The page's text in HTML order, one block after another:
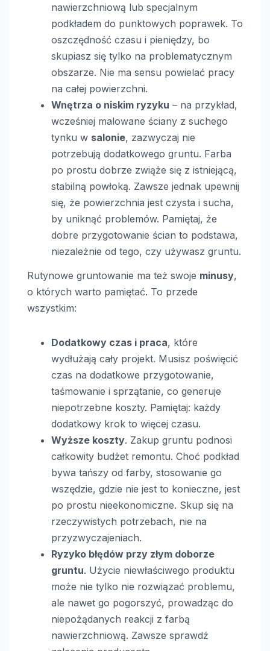
nawierzchniową lub specjalnym
podkładem do punktowych poprawek. To
oszczędność czasu i pieniędzy, bo
skupiasz się tylko na problematycznym
obszarze. Nie ma sensu powielać pracy
na całej powierzchni.
Wnętrza o niskim ryzyku – na przykład,
wcześniej malowane ściany z suchego
tynku w salonie, zazwyczaj nie
potrzebują dodatkowego gruntu. Farba
po prostu dobrze zwiąże się z istniejącą,
stabilną powłoką. Zawsze jednak upewnij
się, że powierzchnia jest czysta i sucha,
by uniknąć problemów. Pamiętaj, że
dobre przygotowanie ścian to podstawa,
niezależnie od tego, czy używasz gruntu.
Rutynowe gruntowanie ma też swoje minusy,
o których warto pamiętać. To przede
wszystkim:
Dodatkowy czas i praca, które
wydłużają cały projekt. Musisz poświęcić
czas na dodatkowe przygotowanie,
taśmowanie i sprzątanie, co generuje
niepotrzebne koszty. Pamiętaj: każdy
dodatkowy krok to więcej czasu.
Wyższe koszty. Zakup gruntu podnosi
całkowity budżet remontu. Choć podkład
bywa tańszy od farby, stosowanie go
wszędzie, gdzie nie jest to konieczne, jest
po prostu nieekonomiczne. Skup się na
rzeczywistych potrzebach, nie na
przyzwyczajeniach.
Ryzyko błędów przy złym doborze
gruntu. Użycie niewłaściwego produktu
może nie tylko nie rozwiązać problemu,
ale nawet go pogorszyć, prowadząc do
niepożądanych reakcji z farbą
nawierzchniową. Zawsze sprawdź